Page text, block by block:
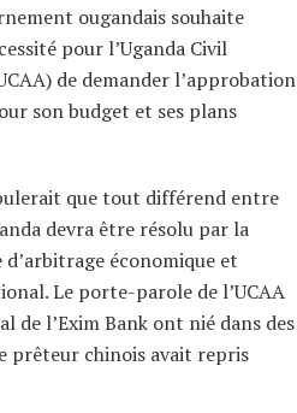
ougandais souhaite
pour l’Uganda Civil
de demander l’approbation
son budget et ses plans
que tout différend entre
devra être résolu par la
économique et
Le porte-parole de l’UCAA
de l’Exim Bank ont nié dans des
prêteur chinois avait repris